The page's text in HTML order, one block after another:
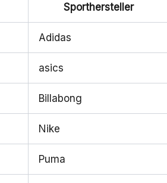
Sporthersteller
Adidas
asics
Billabong
Nike
Puma